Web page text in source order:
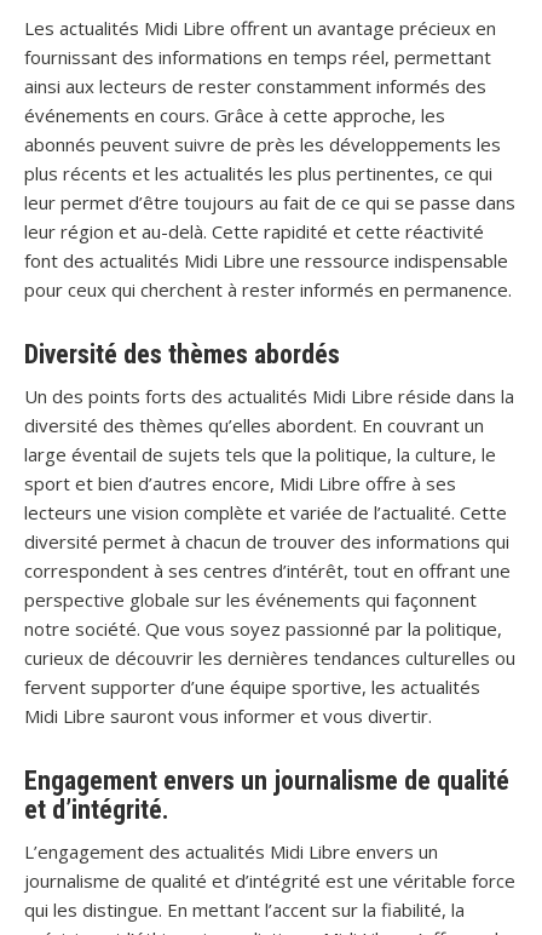
Les actualités Midi Libre offrent un avantage précieux en
fournissant des informations en temps réel, permettant
ainsi aux lecteurs de rester constamment informés des
événements en cours. Grâce à cette approche, les
abonnés peuvent suivre de près les développements les
plus récents et les actualités les plus pertinentes, ce qui
leur permet d’être toujours au fait de ce qui se passe dans
leur région et au-delà. Cette rapidité et cette réactivité
font des actualités Midi Libre une ressource indispensable
pour ceux qui cherchent à rester informés en permanence.
Diversité des thèmes abordés
Un des points forts des actualités Midi Libre réside dans la
diversité des thèmes qu’elles abordent. En couvrant un
large éventail de sujets tels que la politique, la culture, le
sport et bien d’autres encore, Midi Libre offre à ses
lecteurs une vision complète et variée de l’actualité. Cette
diversité permet à chacun de trouver des informations qui
correspondent à ses centres d’intérêt, tout en offrant une
perspective globale sur les événements qui façonnent
notre société. Que vous soyez passionné par la politique,
curieux de découvrir les dernières tendances culturelles ou
fervent supporter d’une équipe sportive, les actualités
Midi Libre sauront vous informer et vous divertir.
Engagement envers un journalisme de qualité
et d’intégrité.
L’engagement des actualités Midi Libre envers un
journalisme de qualité et d’intégrité est une véritable force
qui les distingue. En mettant l’accent sur la fiabilité, la